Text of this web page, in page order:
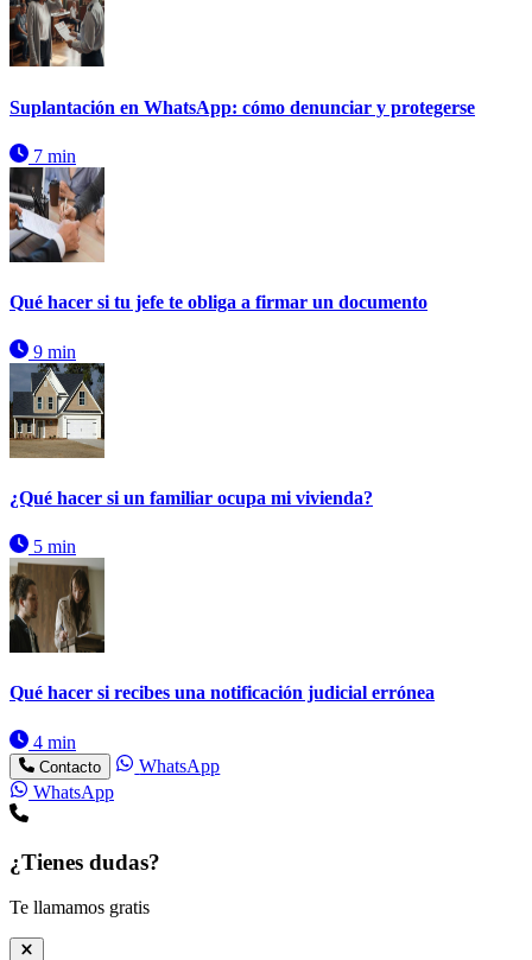
Suplantación en WhatsApp: cómo denunciar y protegerse
7 min
Qué hacer si tu jefe te obliga a firmar un documento
9 min
¿Qué hacer si un familiar ocupa mi vivienda?
5 min
Qué hacer si recibes una notificación judicial errónea
4 min
Contacto
WhatsApp
WhatsApp
¿Tienes dudas?
Te llamamos gratis